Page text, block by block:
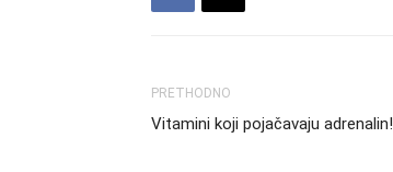
PRETHODNO
Vitamini koji pojačavaju adrenalin!